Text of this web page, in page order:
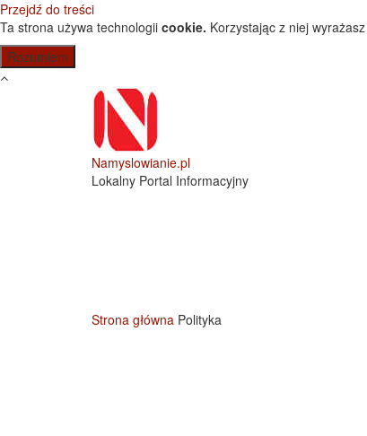
Przejdź do treści
Ta strona używa technologii cookie. Korzystając z niej
Namyslowianie.pl
Lokalny Portal Informacyjny
Strona główna Polityka